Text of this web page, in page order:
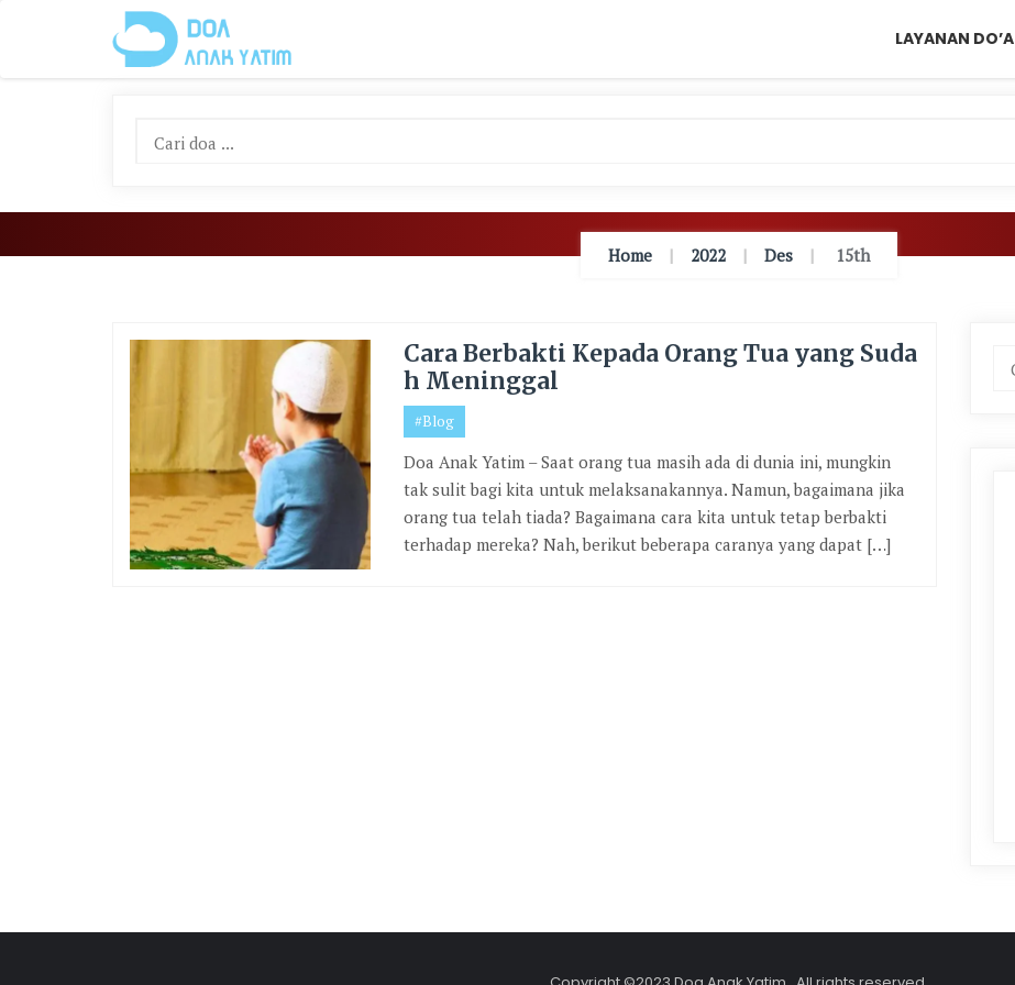
LAYANAN DO’A
Home 2022 Des 15th
Cara Berbakti Kepada Orang Tua yang Suda
h Meninggal
#Blog
Doa Anak Yatim – Saat orang tua masih ada di dunia ini, mungkin
tak sulit bagi kita untuk melaksanakannya. Namun, bagaimana jika
orang tua telah tiada? Bagaimana cara kita untuk tetap berbakti
terhadap mereka? Nah, berikut beberapa caranya yang dapat […]